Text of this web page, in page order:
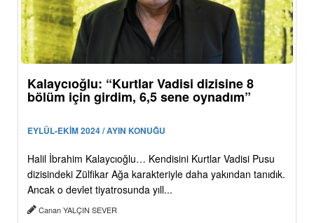
Kalaycıoğlu: “Kurtlar Vadisi dizisine 8
bölüm için girdim, 6,5 sene oynadım”
EYLÜL-EKİM 2024 / AYIN KONUĞU
Halil İbrahim Kalaycıoğlu… Kendisini Kurtlar Vadisi Pusu
dizisindeki Zülfikar Ağa karakteriyle daha yakından tanıdık.
Ancak o devlet tiyatrosunda yıll...
Canan YALÇIN SEVER